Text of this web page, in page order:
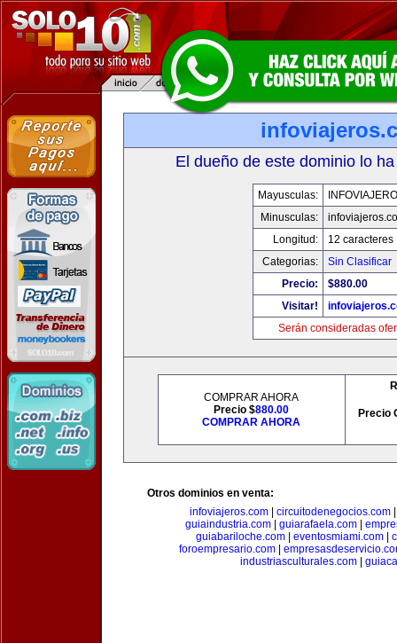
El dueño de este dominio lo
Mayusculas:
Minusculas:
Longitud:
12 caracteres
Categorias:
Sin Clasificar
Precio:
$880.00
Visitar!
Serán consideradas
COMPRAR AHORA
Precio $880.00
COMPRAR AHORA
Precio
Otros dominios en venta:
infoviajeros.com
circuitodenegocios.com
guiaindustria.com
guiarafaela.com
guiabariloche.com
eventosmiami.com
foroempresario.com|
industriasculturales.com|